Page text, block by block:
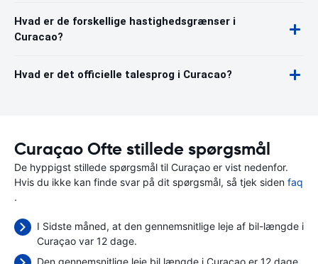
Hvad er de forskellige hastighedsgrænser i
Curacao?
Hvad er det officielle talesprog i Curacao?
Curaçao Ofte stillede spørgsmål
De hyppigst stillede spørgsmål til Curaçao er vist nedenfor.
Hvis du ikke kan finde svar på dit spørgsmål, så tjek siden faq
.
I Sidste måned, at den gennemsnitlige leje af bil-længde i
Curaçao var 12 dage.
Den gennemsnitlige leje bil længde i Curaçao er 12 dage.